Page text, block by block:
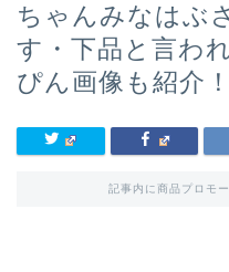
ちゃんみなはぶ
す・下品と言わ
ぴん画像も紹介！
記事内に商品プロモ